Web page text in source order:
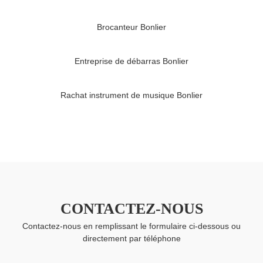
Brocanteur Bonlier
Entreprise de débarras Bonlier
Rachat instrument de musique Bonlier
CONTACTEZ-NOUS
Contactez-nous en remplissant le formulaire ci-dessous ou
directement par téléphone